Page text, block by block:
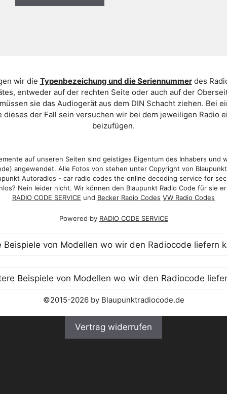
wir die Typenbezeichung und die Seriennummerdes
entweder auf der rechten Seite oder auch auf der
sie das Audiogerät aus dem DIN Schacht ziehen. Bei
der Fall sein versuchen wir bei dem jeweiligen Radio
beizufügen.
auf unseren Seiten sind geistiges Eigentum des Inhabers und
angewendet. Alle Fotos von stehen unter Copyright von
Autoradios - car radio codes the online decoding service for
Nein leider nicht. Wir können den Blaupunkt Radio Code für sie
RADIO CODE SERVICE und Becker Radio Codes VW Radio Codes
Powered by RADIO CODE SERVICE
©2015-2026 by Blaupunktradiocode.de
Vertrag widerrufen